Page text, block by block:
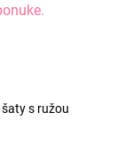
s ružou